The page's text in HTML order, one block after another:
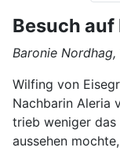
Besuch
Baronie
Wilfing von
Nachbarin Aleria
trieb weniger das
aussehen